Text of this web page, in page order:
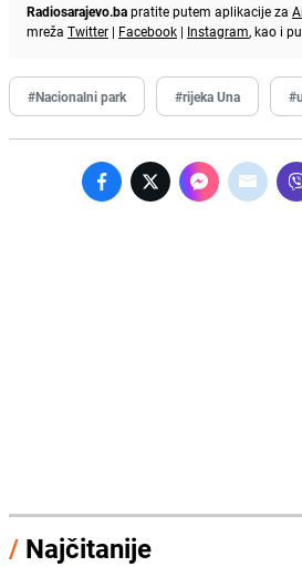
Radiosarajevo.bapratite putem aplikacije za
mreža Twitter | Facebook | Instagram, kao i
#Nacionalni park #rijeka Una
/ Najčitanije